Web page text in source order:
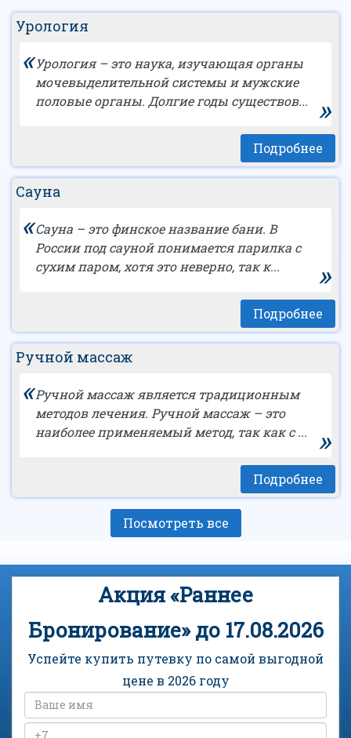
Урология
«Урология – это наука, изучающая органы
мочевыделительной системы и мужские
половые органы. Долгие годы существов...
»
Подробнее
Сауна
«Сауна – это финское название бани. В
России под сауной понимается парилка с
сухим паром, хотя это неверно, так к...
»
Подробнее
Ручной массаж
«Ручной массаж является традиционным
методов лечения. Ручной массаж – это
наиболее применяемый метод, так как с ...
»
Подробнее
Посмотреть все
Акция «Раннее
Бронирование» до 17.08.2026
Успейте купить путевку по самой выгодной
цене в 2026 году